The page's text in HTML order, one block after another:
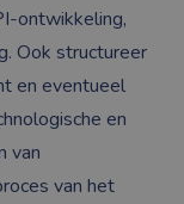
ontwikkeling,
Ook structureer
en eventueel
en
van
van het